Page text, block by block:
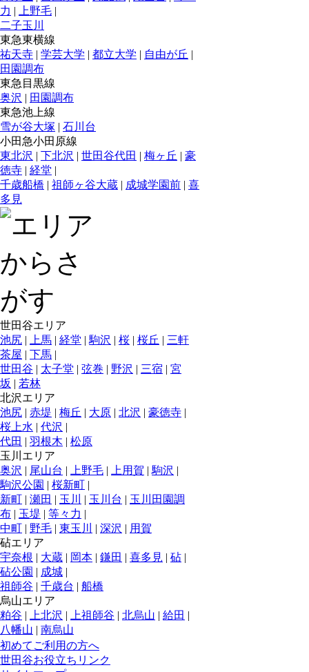
力 | 上野毛 |
二子玉川
東急東横線
祐天寺 | 学芸大学 | 都立大学 | 自由が丘 |
田園調布
東急目黒線
奥沢 | 田園調布
東急池上線
雪が谷大塚 | 石川台
小田急小田原線
東北沢 | 下北沢 | 世田谷代田 | 梅ヶ丘 | 豪
徳寺 | 経堂 |
千歳船橋 | 祖師ヶ谷大蔵 | 成城学園前 | 喜
多見
世田谷エリア
池尻 | 上馬 | 経堂 | 駒沢 | 桜 | 桜丘 | 三軒
茶屋 | 下馬 |
世田谷 | 太子堂 | 弦巻 | 野沢 | 三宿 | 宮
坂 | 若林
北沢エリア
池尻 | 赤堤 | 梅丘 | 大原 | 北沢 | 豪徳寺 |
桜上水 | 代沢 |
代田 | 羽根木 | 松原
玉川エリア
奥沢 | 尾山台 | 上野毛 | 上用賀 | 駒沢 |
駒沢公園 | 桜新町 |
新町 | 瀬田 | 玉川 | 玉川台 | 玉川田園調
布 | 玉堤 | 等々力 |
中町 | 野毛 | 東玉川 | 深沢 | 用賀
砧エリア
宇奈根 | 大蔵 | 岡本 | 鎌田 | 喜多見 | 砧 |
砧公園 | 成城 |
祖師谷 | 千歳台 | 船橋
烏山エリア
粕谷 | 上北沢 | 上祖師谷 | 北烏山 | 給田 |
八幡山 | 南烏山
初めてご利用の方へ
世田谷お役立ちリンク